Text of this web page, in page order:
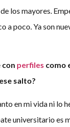
los mayores.
poco. Ya son
perfiles como
salto?
en mi vida ni lo
universitario es